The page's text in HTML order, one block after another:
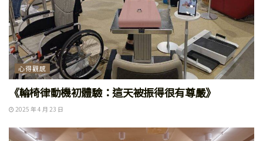
心得觀感
《輪椅律動機初體驗：這天被振得很有尊嚴》
2025 年 4 月 23 日